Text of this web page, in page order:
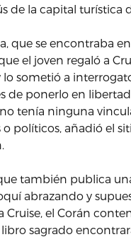
de la capital turística
que se encontraba
el joven regaló a
lo sometió a
de ponerlo en
tenía ninguna
políticos, añadió el
también publica
abrazando y
Cruise, el Corán
sagrado